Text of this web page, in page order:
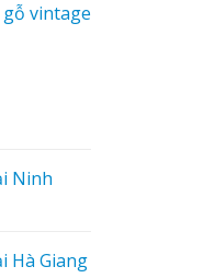
vintage
Ninh
Hà Giang